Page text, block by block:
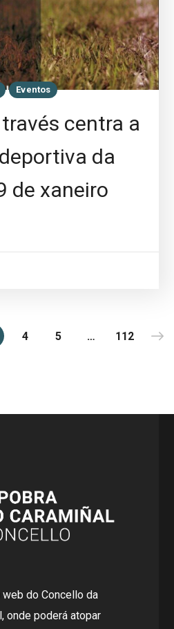
Eventos
centra a
da
de xaneiro
4 5 … 112
do Concello da
onde poderá atopar